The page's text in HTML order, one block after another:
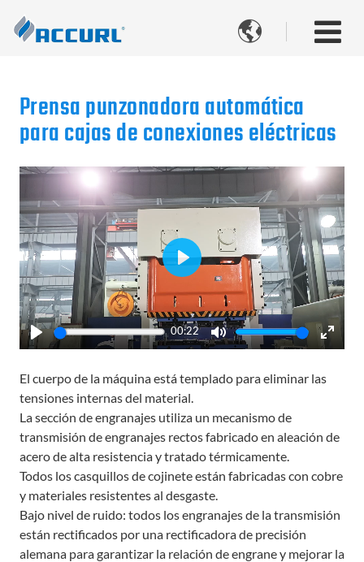

Prensa punzonadora automática
para cajas de conexiones eléctricas
Play
00:22
Mute
Enter
Play
El cuerpo de la máquina está templado para eliminar las
tensiones internas del material.
La sección de engranajes utiliza un mecanismo de
transmisión de engranajes rectos fabricado en aleación de
acero de alta resistencia y tratado térmicamente.
Todos los casquillos de cojinete están fabricadas con cobre
y materiales resistentes al desgaste.
Bajo nivel de ruido: todos los engranajes de la transmisión
están rectificados por una rectificadora de precisión
alemana para garantizar la relación de engrane y mejorar la